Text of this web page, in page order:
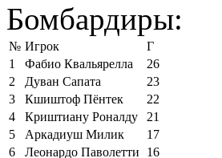
Бомбардиры:
№ Игрок
Г
1
Фабио Квальярелла
26
2
Дуван Сапата
23
3
Кшиштоф Пёнтек
22
4
Криштиану Роналду
21
5
Аркадиуш Милик
17
6
Леонардо Паволетти
16